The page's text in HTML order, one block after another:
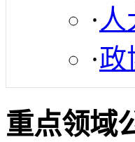
·
·政
重点领域